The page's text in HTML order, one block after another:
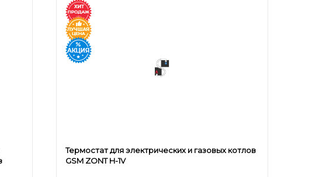
Термостат для электрических и газовых котлов
GSM ZONT H-1V